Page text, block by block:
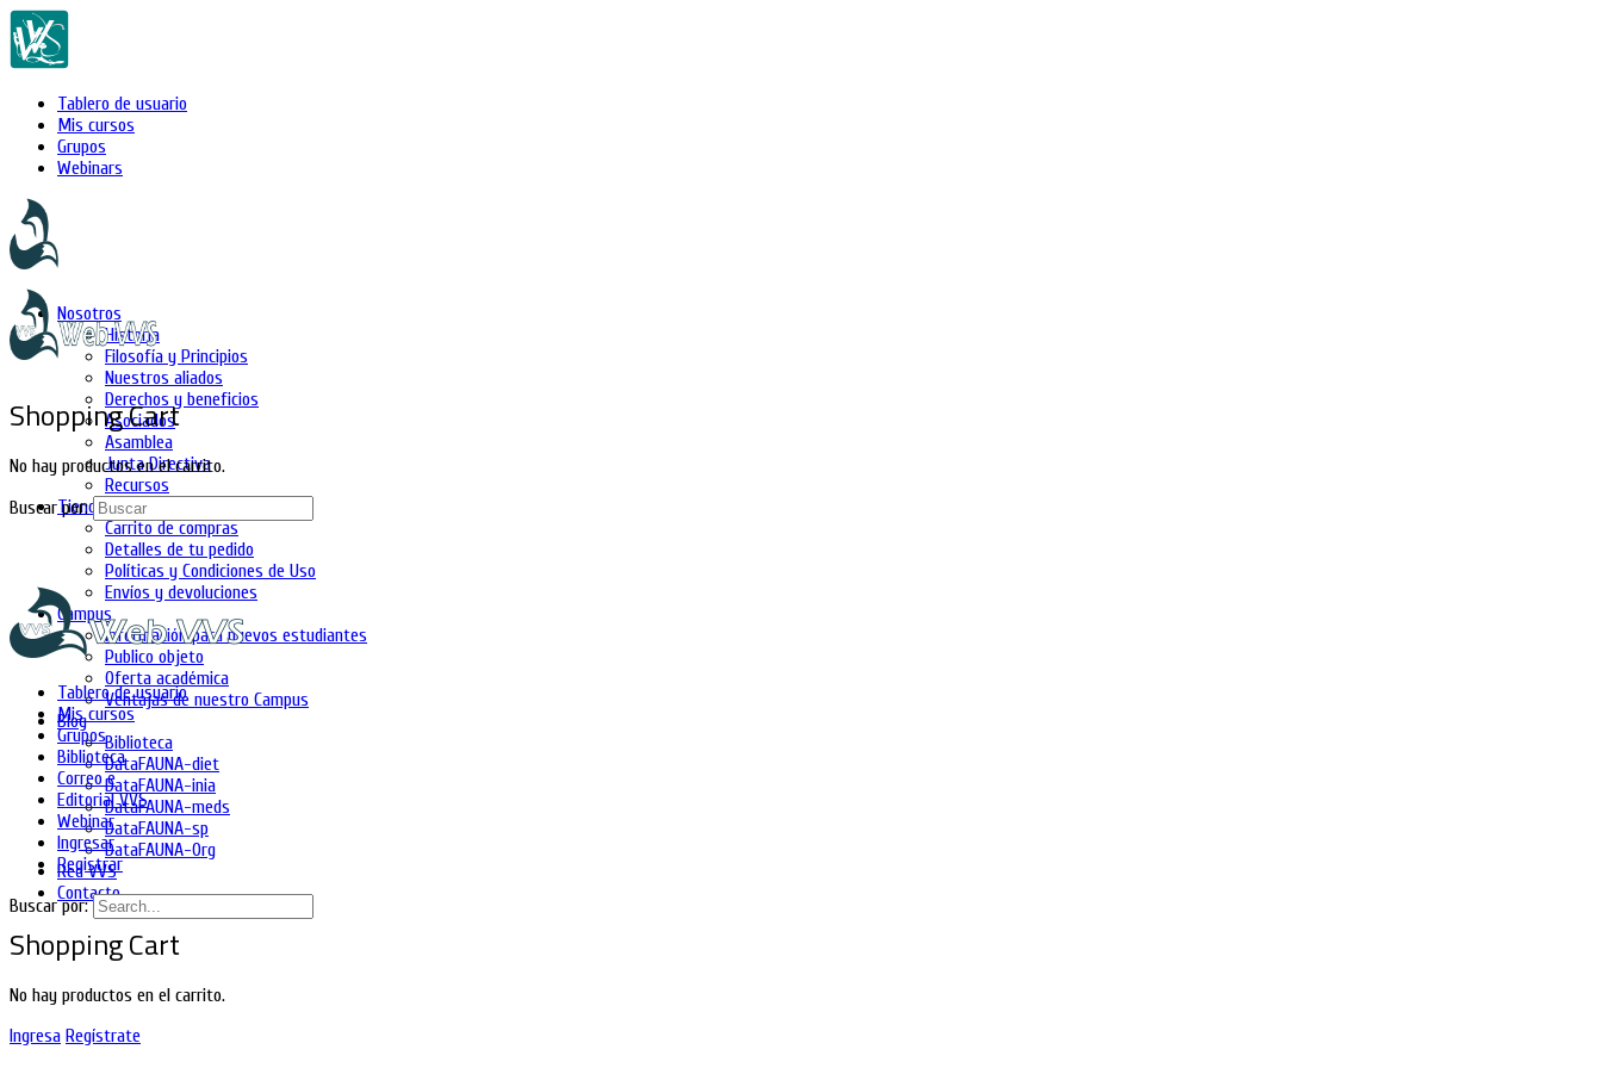
Tablero de usuario
Mis cursos
Grupos
Webinars
Nosotros
Historia
Filosofía y Principios
Nuestros aliados
Derechos y beneficios
Asociados
Asamblea
Junta Directiva
Recursos
Tienda
Carrito de compras
Detalles de tu pedido
Políticas y Condiciones de Uso
Envíos y devoluciones
Campus
Información para nuevos estudiantes
Publico objeto
Oferta académica
Ventajas de nuestro Campus
Blog
Biblioteca
DataFAUNA-diet
DataFAUNA-inia
DataFAUNA-meds
DataFAUNA-sp
DataFAUNA-Org
Red VVS
Contacto
Shopping Cart
No hay productos en el carrito.
Ingresa Regístrate
Shopping Cart
No hay productos en el carrito.
Buscar por:
Tablero de usuario
Mis cursos
Grupos
Biblioteca
Correo e
Editorial VVS
Webinar
Ingresar
Registrar
Buscar por: